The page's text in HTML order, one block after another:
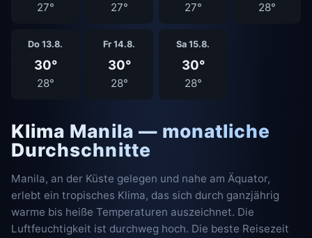
27° 27° 27° 28°
Do 13.8.
30°
28°
Fr 14.8.
30°
28°
Sa 15.8.
30°
28°
Klima Manila — monatliche
Durchschnitte
Manila, an der Küste gelegen und nahe am Äquator,
erlebt ein tropisches Klima, das sich durch ganzjährig
warme bis heiße Temperaturen auszeichnet. Die
Luftfeuchtigkeit ist durchweg hoch. Die beste Reisezeit